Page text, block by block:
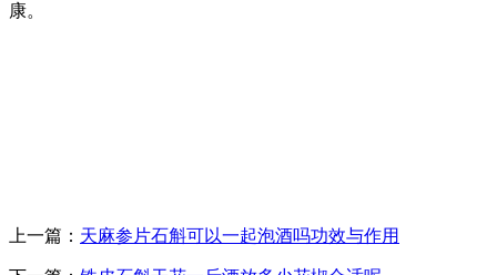
康。
上一篇： 天麻参片石斛可以一起泡酒吗功效与作用